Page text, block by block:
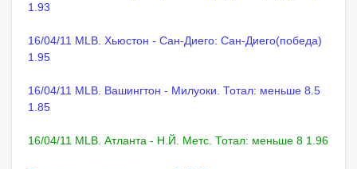
1.93
16/04/11 MLB. Хьюстон - Сан-Диего: Сан-Диего(победа)
1.95
16/04/11 MLB. Вашингтон - Милуоки. Тотал: меньше 8.5
1.85
16/04/11 MLB. Атланта - Н.Й. Метс. Тотал: меньше 8 1.96